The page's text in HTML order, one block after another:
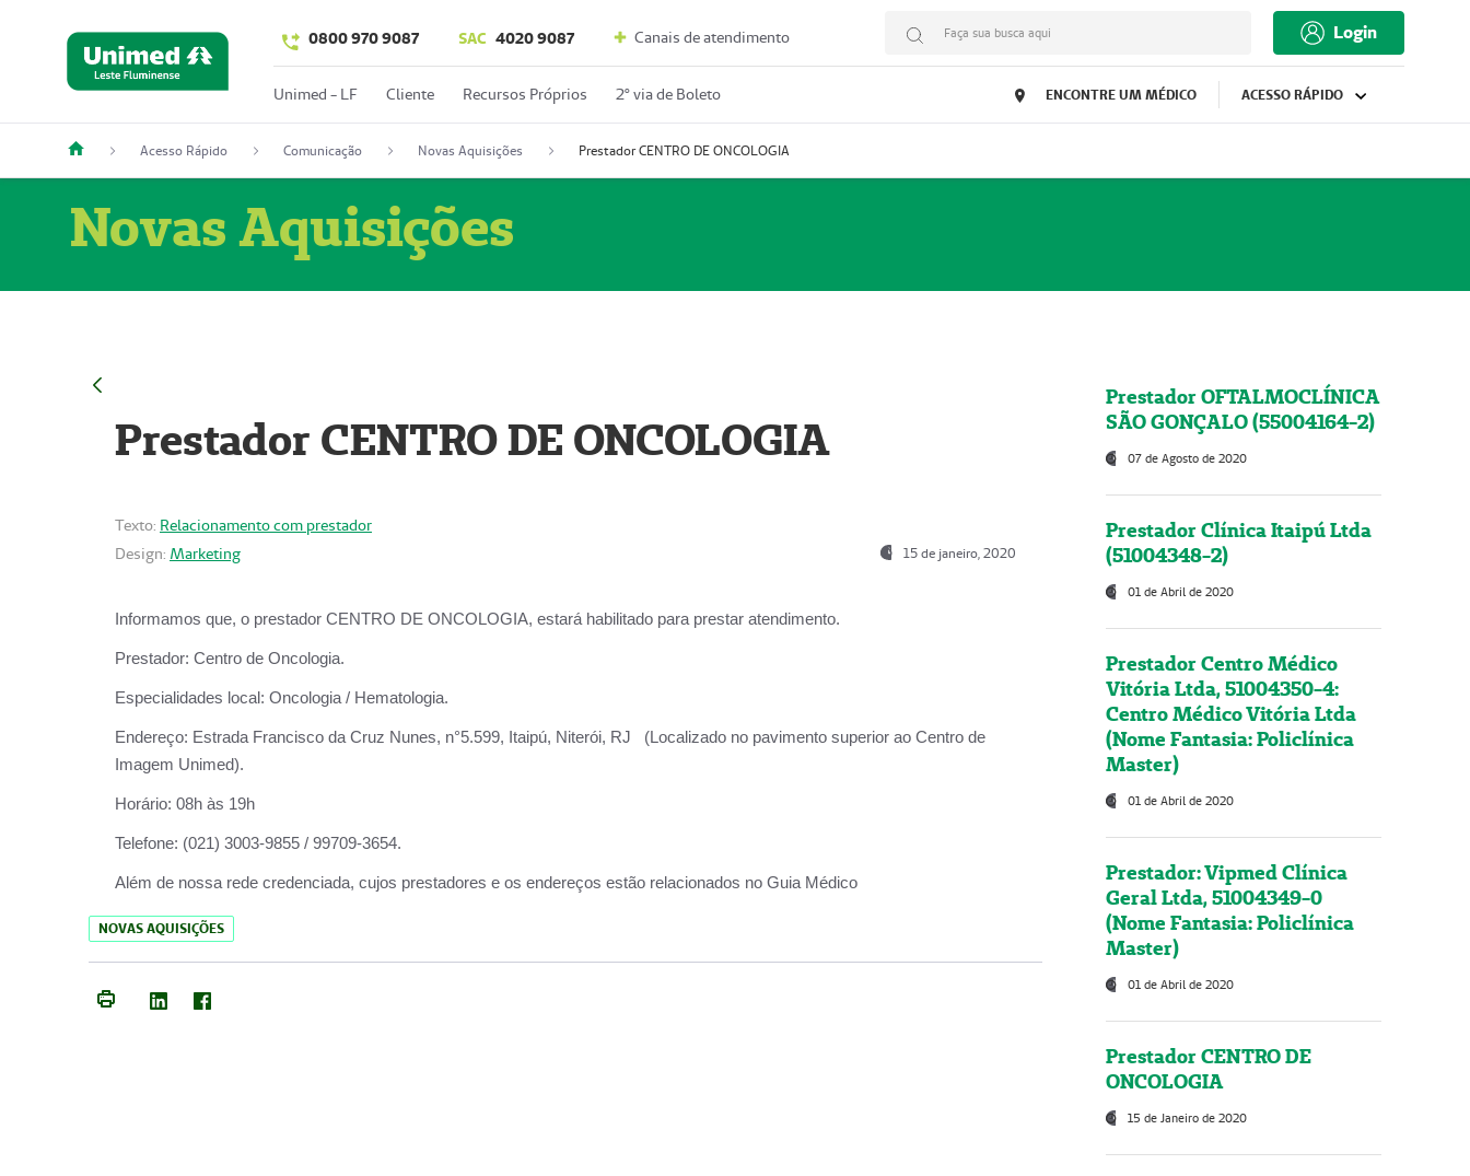
0800 970 9087 SAC 4020 9087 Canais de atendimento Faça sua busca aqui Login
Unimed - LF Cliente Recursos Próprios 2º via de Boleto ENCONTRE UM MÉDICO ACESSO RÁPIDO
Acesso Rápido Comunicação Novas Aquisições Prestador CENTRO DE ONCOLOGIA
Novas Aquisições
Prestador CENTRO DE ONCOLOGIA
Texto: Relacionamento com prestador
Design: Marketing 15 de janeiro, 2020
Informamos que, o prestador CENTRO DE ONCOLOGIA, estará habilitado para prestar atendimento.
Prestador: Centro de Oncologia.
Especialidades local: Oncologia / Hematologia.
Endereço: Estrada Francisco da Cruz Nunes, n°5.599, Itaipú, Niterói, RJ (Localizado no pavimento superior ao Centro de
Imagem Unimed).
Horário: 08h às 19h
Telefone: (021) 3003-9855 / 99709-3654.
Além de nossa rede credenciada, cujos prestadores e os endereços estão relacionados no Guia Médico
NOVAS AQUISIÇÕES
Prestador OFTALMOCLÍNICA
SÃO GONÇALO (55004164-2)
07 de Agosto de 2020
Prestador Clínica Itaipú Ltda
(51004348-2)
01 de Abril de 2020
Prestador Centro Médico
Vitória Ltda, 51004350-4:
Centro Médico Vitória Ltda
(Nome Fantasia: Policlínica
Master)
01 de Abril de 2020
Prestador: Vipmed Clínica
Geral Ltda, 51004349-0
(Nome Fantasia: Policlínica
Master)
01 de Abril de 2020
Prestador CENTRO DE
ONCOLOGIA
15 de Janeiro de 2020